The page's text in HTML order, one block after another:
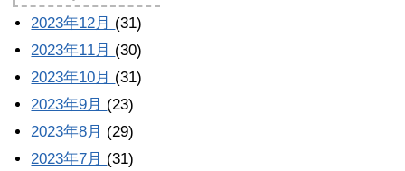
2023年12月 (31)
2023年11月 (30)
2023年10月 (31)
2023年9月 (23)
2023年8月 (29)
2023年7月 (31)